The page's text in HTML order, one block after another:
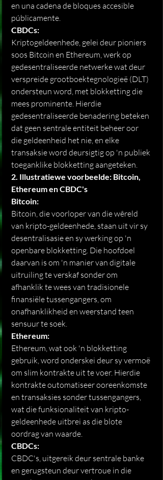
en una cadena de bloques accesible
públicamente.
CBDCs:
Kriptogeldeenhede, gelei deur pioniers
soos Bitcoin en Ethereum, werk op
gedesentraliseerde netwerke wat deur
verspreide grootboektegnologieë (DLT)
ondersteun word, met blokketting die
mees prominente. Hierdie
gedesentraliseerde benadering beteken
dat geen sentrale entiteit beheer oor
die geldeenheid het nie, en elke
transaksie word deursigtig op 'n publiek
toeganklike blokketting aangeteken.
2. Illustratiewe voorbeelde: Bitcoin,
Ethereum en CBDC's
Bitcoin:
Bitcoin, die voorloper van die wêreld
van kripto-geldeenhede, staan ​​uit vir sy
desentralisasie en sy werking op 'n
openbare blokketting. Die hoofdoel
daarvan is om 'n manier van digitale
uitruiling te verskaf sonder om
afhanklik te wees van tradisionele
finansiële tussengangers, om
onafhanklikheid en weerstand teen
sensuur te soek.
Ethereum:
Ethereum, wat ook 'n blokketting
gebruik, word onderskei deur sy vermoë
om slim kontrakte uit te voer. Hierdie
kontrakte outomatiseer ooreenkomste
en transaksies sonder tussengangers,
wat die funksionaliteit van kripto-
geldeenhede uitbrei as die blote
oordrag van waarde.
CBDCs:
CBDC's, uitgereik deur sentrale banke
en gerugsteun deur vertroue in die